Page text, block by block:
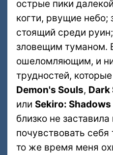
острые пики
когти, рвущие небо;
стоящий среди
зловещим туманом.
ошеломляющим, и
трудностей,
Demon's Souls, Dark
или Sekiro:
близко не
почувствовать
то же время меня